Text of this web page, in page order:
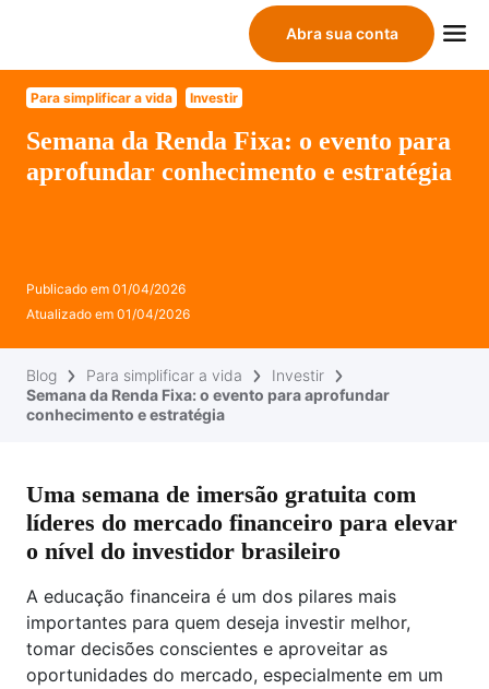
Abra sua conta
Para simplificar a vida Investir
Semana da Renda Fixa: o evento para
aprofundar conhecimento e estratégia
Publicado em 01/04/2026
Atualizado em 01/04/2026
Blog Para simplificar a vida
Investir
Semana da Renda Fixa: o evento para aprofundar
conhecimento e estratégia
Uma semana de imersão gratuita com
líderes do mercado financeiro para elevar
o nível do investidor brasileiro
A educação financeira é um dos pilares mais
importantes para quem deseja investir melhor,
tomar decisões conscientes e aproveitar as
oportunidades do mercado, especialmente em um